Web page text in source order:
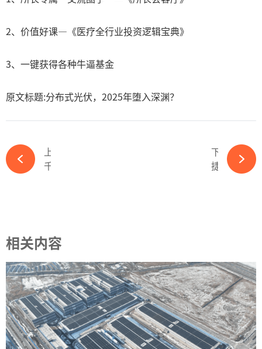
2、价值好课—《医疗全行业投资逻辑宝典》
3、一键获得各种牛逼基金
原文标题:分布式光伏，2025年堕入深渊？
下一篇
捷报！泽润新能IPO注册获批-365wm完美体育官网
相关内容